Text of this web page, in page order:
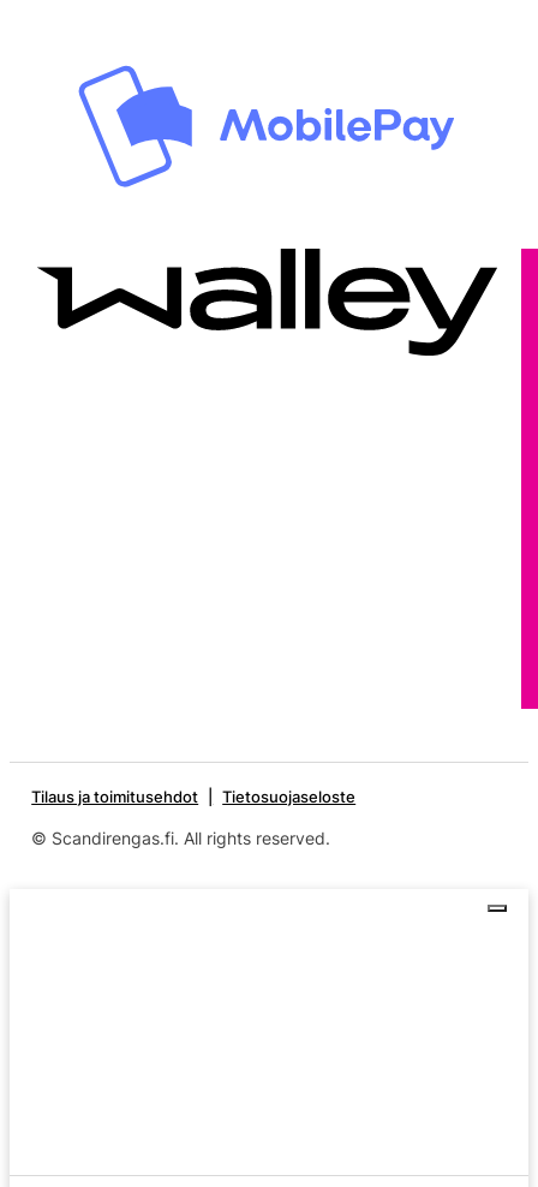
Tilaus ja toimitusehdot Tietosuojaseloste
© Scandirengas.fi. All rights reserved.